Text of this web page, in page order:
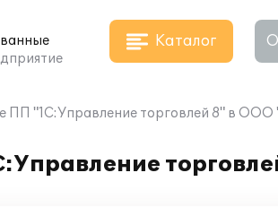
Каталог
ПП "1С:Управление торговлей 8" в